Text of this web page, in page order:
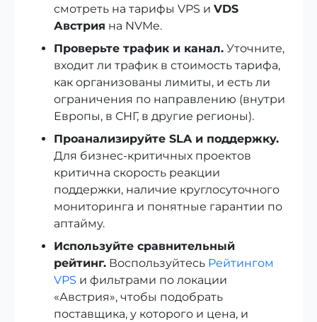
смотреть на тарифы VPS и VDS
Австрия на NVMe.
Проверьте трафик и канал. Уточните,
входит ли трафик в стоимость тарифа,
как организованы лимиты, и есть ли
ограничения по направлению (внутри
Европы, в СНГ, в другие регионы).
Проанализируйте SLA и поддержку.
Для бизнес-критичных проектов
критична скорость реакции
поддержки, наличие круглосуточного
мониторинга и понятные гарантии по
аптайму.
Используйте сравнительный
рейтинг. Воспользуйтесь Рейтингом
VPS и фильтрами по локации
«Австрия», чтобы подобрать
поставщика, у которого и цена, и